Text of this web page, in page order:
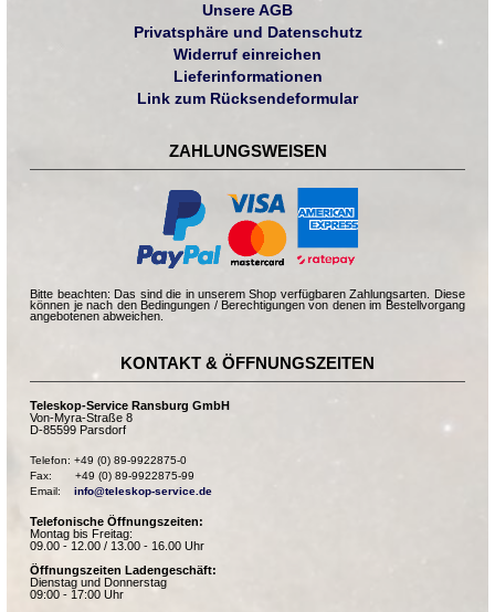
Unsere AGB
Privatsphäre und Datenschutz
Widerruf einreichen
Lieferinformationen
Link zum Rücksendeformular
ZAHLUNGSWEISEN
Bitte beachten: Das sind die in unserem Shop verfügbaren Zahlungsarten. Diese
können je nach den Bedingungen / Berechtigungen von denen im Bestellvorgang
angebotenen abweichen.
KONTAKT & ÖFFNUNGSZEITEN
Teleskop-Service Ransburg GmbH
Von-Myra-Straße 8
D-85599 Parsdorf
Telefon: +49 (0) 89-9922875-0
Fax:       +49 (0) 89-9922875-99
Email: info@teleskop-service.de
Telefonische Öffnungszeiten:
Montag bis Freitag:
09.00 - 12.00 / 13.00 - 16.00 Uhr
Öffnungszeiten Ladengeschäft:
Dienstag und Donnerstag
09:00 - 17:00 Uhr